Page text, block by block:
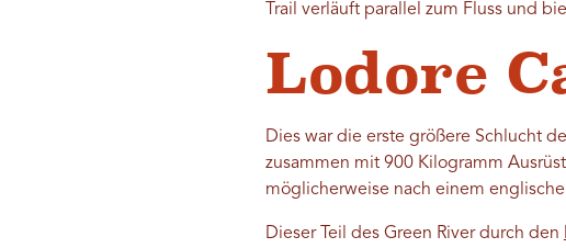
Trail verläuft parallel zum Fluss und
Lodore
Dies war die erste größere Schlucht
zusammen mit 900 Kilogramm
möglicherweise nach einem
Dieser Teil des Green River durch den